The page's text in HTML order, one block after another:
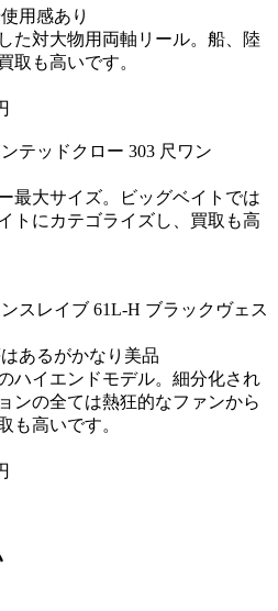
用感あり
た対大物用両軸リール。船、陸
取も高いです。
テッドクロー 303 尺ワン
最大サイズ。ビッグベイトでは
トにカテゴライズし、買取も高
スレイブ 61L-H ブラックヴェス
あるがかなり美品
ハイエンドモデル。細分化され
ンの全ては熱狂的なファンから
も高いです。